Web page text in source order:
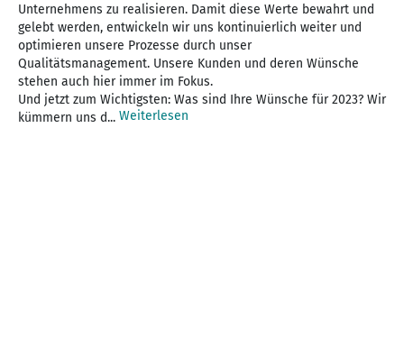
Unternehmens zu realisieren. Damit diese Werte bewahrt und
gelebt werden, entwickeln wir uns kontinuierlich weiter und
optimieren unsere Prozesse durch unser
Qualitätsmanagement. Unsere Kunden und deren Wünsche
stehen auch hier immer im Fokus.
Und jetzt zum Wichtigsten: Was sind Ihre Wünsche für 2023? Wir
kümmern uns d... Weiterlesen